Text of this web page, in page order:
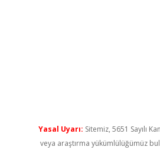
Yasal Uyarı: Sitemiz, 5651 Sayılı
veya araştırma yükümlülüğümüz